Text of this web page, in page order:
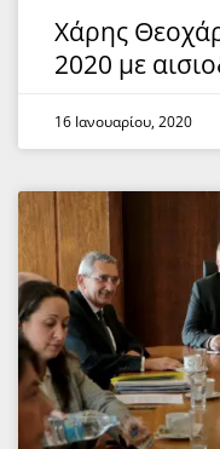
Χάρης
2020 με
16 Ιανουαρίου, 2020